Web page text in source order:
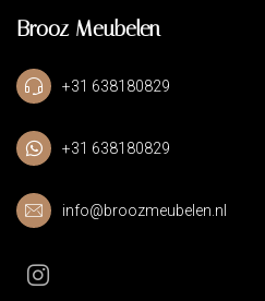
Brooz Meubelen
+31 638180829
+31 638180829
info@broozmeubelen.nl